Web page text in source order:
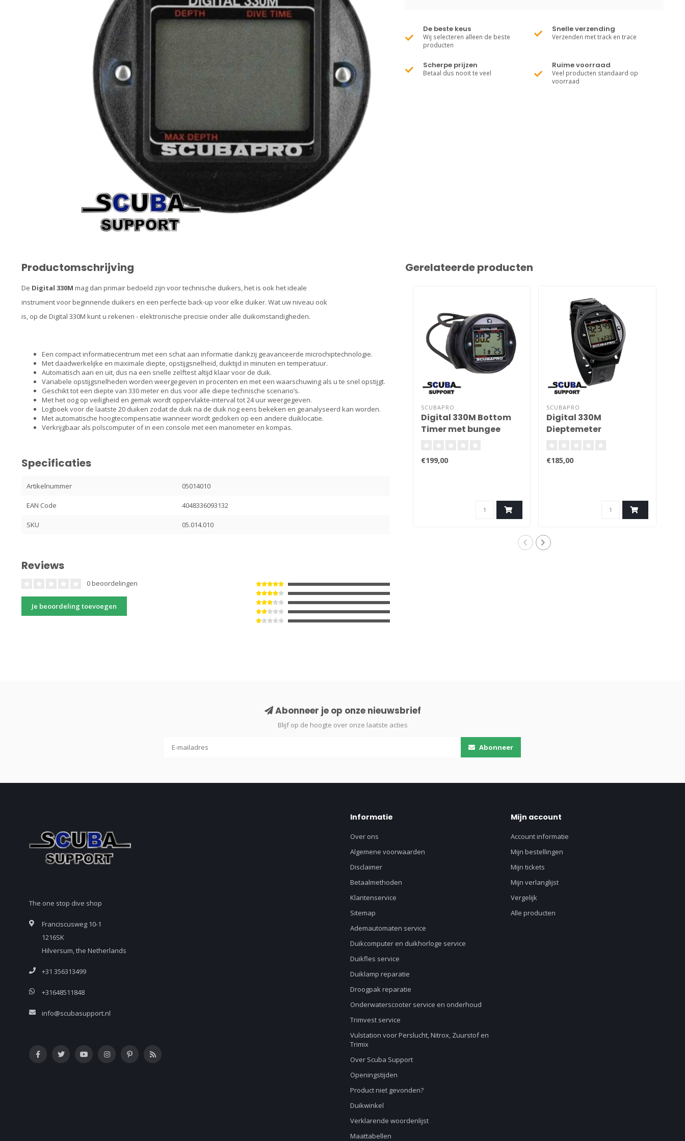
De beste keus
Wij selecteren alleen de beste
producten
Snelle verzending
Verzenden met track en trace
Scherpe prijzen
Betaal dus nooit te veel
Ruime voorraad
Veel producten standaard op
voorraad
Productomschrijving
De Digital 330M mag dan primair bedoeld zijn voor technische duikers, het is ook het ideale
instrument voor beginnende duikers en een perfecte back-up voor elke duiker. Wat uw niveau ook
is, op de Digital 330M kunt u rekenen - elektronische precisie onder alle duikomstandigheden.
Een compact informatiecentrum met een schat aan informatie dankzij geavanceerde microchiptechnologie.
Met daadwerkelijke en maximale diepte, opstijgsnelheid, duiktijd in minuten en temperatuur.
Automatisch aan en uit, dus na een snelle zelftest altijd klaar voor de duik.
Variabele opstijgsnelheden worden weergegeven in procenten en met een waarschuwing als u te snel opstijgt.
Geschikt tot een diepte van 330 meter en dus voor alle diepe technische scenario’s.
Met het oog op veiligheid en gemak wordt oppervlakte-interval tot 24 uur weergegeven.
Logboek voor de laatste 20 duiken zodat de duik na de duik nog eens bekeken en geanalyseerd kan worden.
Met automatische hoogtecompensatie wanneer wordt gedoken op een andere duiklocatie.
Verkrijgbaar als polscomputer of in een console met een manometer en kompas.
Specificaties
Artikelnummer 05014010
EAN Code 4048336093132
SKU 05.014.010
Reviews
0 beoordelingen
Je beoordeling toevoegen
Gerelateerde producten
SCUBAPRO
Digital 330M Bottom
Timer met bungee
€199,00
SCUBAPRO
Digital 330M
Dieptemeter
€185,00
Abonneer je op onze nieuwsbrief
Blijf op de hoogte over onze laatste acties
Abonneer
The one stop dive shop
Franciscusweg 10-1
1216SK
Hilversum, the Netherlands
+31 356313499
+31648511848
info@scubasupport.nl
Informatie
Over ons
Algemene voorwaarden
Disclaimer
Betaalmethoden
Klantenservice
Sitemap
Ademautomaten service
Duikcomputer en duikhorloge service
Duikfles service
Duiklamp reparatie
Droogpak reparatie
Onderwaterscooter service en onderhoud
Trimvest service
Vulstation voor Perslucht, Nitrox, Zuurstof en
Trimix
Over Scuba Support
Openingstijden
Product niet gevonden?
Duikwinkel
Verklarende woordenlijst
Maattabellen
Mijn account
Account informatie
Mijn bestellingen
Mijn tickets
Mijn verlanglijst
Vergelijk
Alle producten